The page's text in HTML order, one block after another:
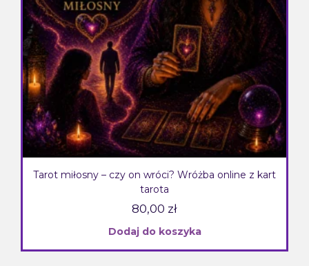
Tarot miłosny – czy on wróci? Wróżba online z kart
tarota
80,00 zł
Dodaj do koszyka